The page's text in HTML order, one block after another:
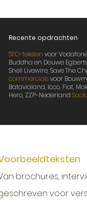
Recente opdrachten
SEO-teksten voor
Buddha en Douwe
Shell Livewire, Save The
commercialsvoor
Batavialand, Icco, Fiat,
Hero, ZZP-Nederland
brochures,
voor